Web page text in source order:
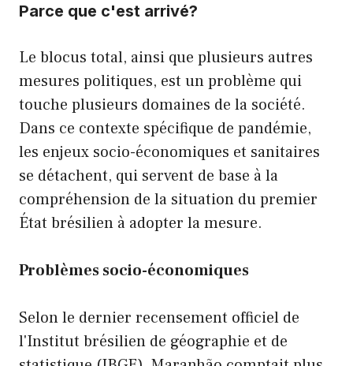
Parce que c'est arrivé?
Le blocus total, ainsi que plusieurs autres
mesures politiques, est un problème qui
touche plusieurs domaines de la société.
Dans ce contexte spécifique de pandémie,
les enjeux socio-économiques et sanitaires
se détachent, qui servent de base à la
compréhension de la situation du premier
État brésilien à adopter la mesure.
Problèmes socio-économiques
Selon le dernier recensement officiel de
l'Institut brésilien de géographie et de